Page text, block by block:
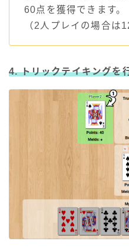
60点を獲得できます。
（2人プレイの場合は
4. トリックテイキングを